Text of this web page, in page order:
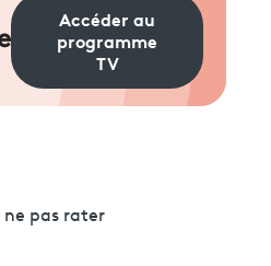
Accéder au
programme
TV
ne pas rater